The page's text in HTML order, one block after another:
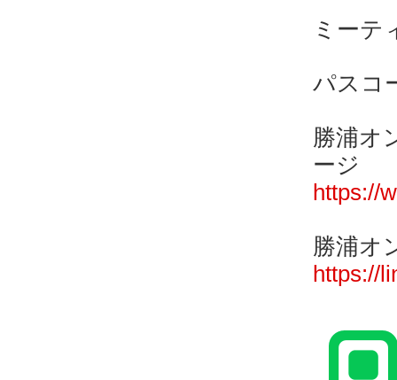
ミーテ
パスコ
勝浦オ
ージ
https://
勝浦オ
https://